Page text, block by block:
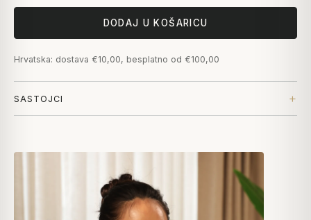
DODAJ U KOŠARICU
Hrvatska: dostava €10,00, besplatno od €100,00
SASTOJCI